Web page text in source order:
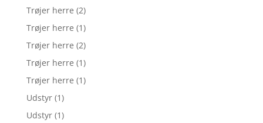
Trøjer herre (2)
Trøjer herre (1)
Trøjer herre (2)
Trøjer herre (1)
Trøjer herre (1)
Udstyr (1)
Udstyr (1)